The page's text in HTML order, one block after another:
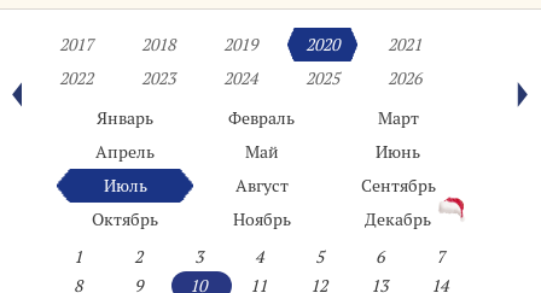
2017 2018 2019 2020
2021
2022
2023 2024 2025
2026
Январь
Февраль
Март
Апрель
Май
Июнь
Июль
Август
Сентябрь
Октябрь
Ноябрь
Декабрь
1
2 3 4 5 6
7
8
9 10 11 12 13
14